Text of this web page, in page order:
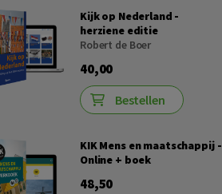
Kijk op Nederland -
herziene editie
Robert de Boer
40,00
Bestellen
KIK Mens en maatschappij -
Online + boek
48,50